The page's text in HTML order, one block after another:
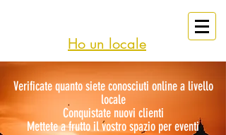
Ho un locale
Verificate quanto siete conosciuti online a livello
locale
Conquistate nuovi clienti
Mettete a frutto il vostro spazio per eventi